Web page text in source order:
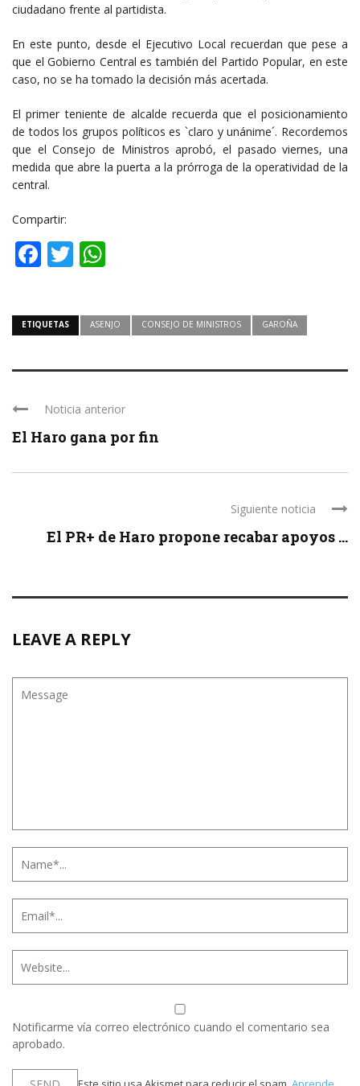
ciudadano frente al partidista.
En este punto, desde el Ejecutivo Local recuerdan que pese a
que el Gobierno Central es también del Partido Popular, en este
caso, no se ha tomado la decisión más acertada.
El primer teniente de alcalde recuerda que el posicionamiento
de todos los grupos políticos es `claro y unánime´. Recordemos
que el Consejo de Ministros aprobó, el pasado viernes, una
medida que abre la puerta a la prórroga de la operatividad de la
central.
Compartir:
Facebook
Twitter
ETIQUETAS ASENJO CONSEJO DE MINISTROS GAROÑA
Noticia anterior
El Haro gana por fin
Siguiente noticia
El PR+ de Haro propone recabar apoyos ...
LEAVE A REPLY
Notificarme vía correo electrónico cuando el comentario sea
aprobado.